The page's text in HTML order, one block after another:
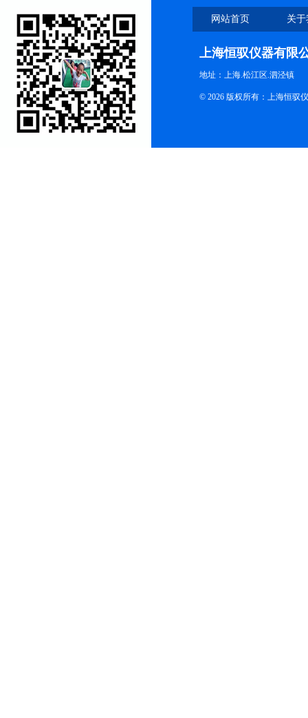
网站首页 关
上海恒驭仪器有限
地址：上海.松江区.泗泾镇
© 2026 版权所有：上海恒驭